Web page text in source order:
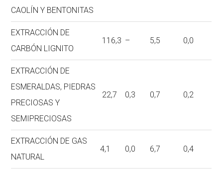
CAOLÍN Y BENTONITAS
EXTRACCIÓN DE
CARBÓN LIGNITO
116,3 – 5,5 0,0
EXTRACCIÓN DE
ESMERALDAS, PIEDRAS
PRECIOSAS Y
SEMIPRECIOSAS
22,7 0,3 0,7 0,2
EXTRACCIÓN DE GAS
NATURAL
4,1 0,0 6,7 0,4